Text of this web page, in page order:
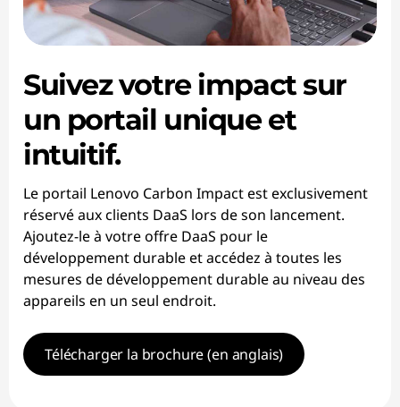
Suivez votre impact sur
un portail unique et
intuitif.
Le portail Lenovo Carbon Impact est exclusivement
réservé aux clients DaaS lors de son lancement.
Ajoutez-le à votre offre DaaS pour le
développement durable et accédez à toutes les
mesures de développement durable au niveau des
appareils en un seul endroit.
Télécharger la brochure (en anglais)